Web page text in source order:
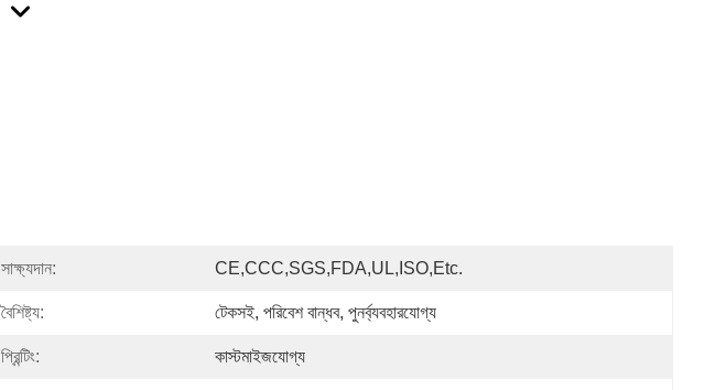
সাক্ষ্যদান: CE,CCC,SGS,FDA,UL,ISO,etc.
বৈশিষ্ট্য: টেকসই, পরিবেশ বান্ধব, পুনর্ব্যবহারযোগ্য
প্রিন্টিং: কাস্টমাইজযোগ্য